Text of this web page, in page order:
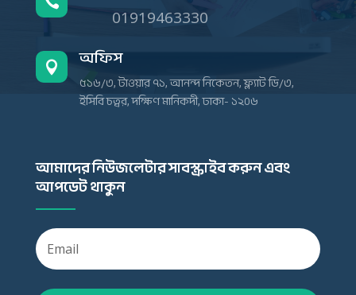
01919463330
 অফিস
৫১৬/৩, টাওয়ার ৭১, আনন্দ নিকেতন, ফ্ল্যাট ডি/৩,
ইসিবি চত্বর, দক্ষিণ মানিকদী, ঢাকা- ১২০৬
আমাদের নিউজলেটার সাবস্ক্রাইব করুন এবং
আপডেট থাকুন